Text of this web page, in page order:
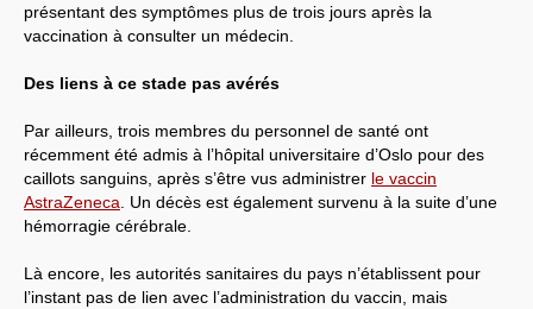
présentant des symptômes plus de trois jours après la
vaccination à consulter un médecin.
Des liens à ce stade pas avérés
Par ailleurs, trois membres du personnel de santé ont
récemment été admis à l’hôpital universitaire d’Oslo pour des
caillots sanguins, après s’être vus administrer le vaccin
AstraZeneca . Un décès est également survenu à la suite d’une
hémorragie cérébrale.
Là encore, les autorités sanitaires du pays n’établissent pour
l’instant pas de lien avec l’administration du vaccin, mais